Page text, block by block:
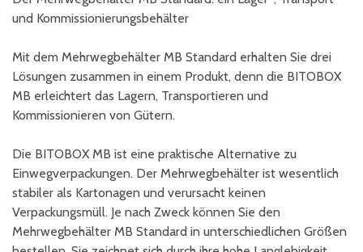
und Kommissionierungsbehälter
Mit dem Mehrwegbehälter MB Standard erhalten Sie drei
Lösungen zusammen in einem Produkt, denn die BITOBOX
MB erleichtert das Lagern, Transportieren und
Kommissionieren von Gütern.
Die BITOBOX MB ist eine praktische Alternative zu
Einwegverpackungen. Der Mehrwegbehälter ist wesentlich
stabiler als Kartonagen und verursacht keinen
Verpackungsmüll. Je nach Zweck können Sie den
Mehrwegbehälter MB Standard in unterschiedlichen Größen